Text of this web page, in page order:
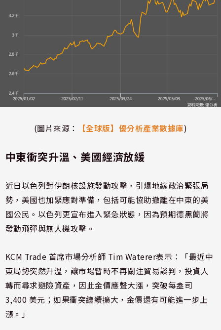
(圖片來源： 【全球版】優分析產業數據庫)
中東衝突升溫、美國經濟放緩
近日以色列對伊朗核設施發動攻擊，引爆地緣政治緊張局
勢，美國也加緊應對準備，包括可能協助撤離在中東的美
國公民。以色列更宣布進入緊急狀態，因為預期德黑蘭將
發動飛彈與無人機攻擊。
KCM Trade 首席市場分析師 Tim Waterer表示：「最近中
東局勢突然升溫，讓市場暫時不再關注貿易談判，投資人
轉而尋求避險資產，因此金價應聲大漲，突破每盎司
3,400 美元；如果衝突繼續擴大，金價還有可能進一步上
漲。」